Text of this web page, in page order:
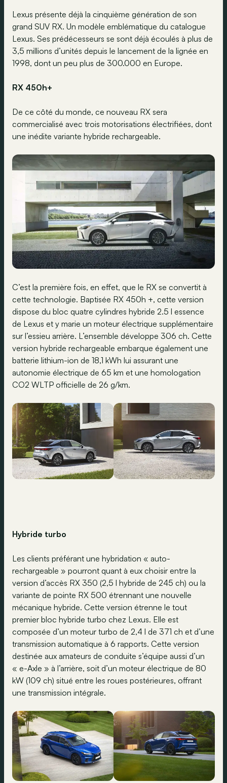
Lexus présente déjà la cinquième génération de son
grand SUV RX. Un modèle emblématique du catalogue
Lexus. Ses prédécesseurs se sont déjà écoulés à plus de
3,5 millions d’unités depuis le lancement de la lignée en
1998, dont un peu plus de 300.000 en Europe.
RX 450h+
De ce côté du monde, ce nouveau RX sera
commercialisé avec trois motorisations électrifiées, dont
une inédite variante hybride rechargeable.
C’est la première fois, en effet, que le RX se convertit à
cette technologie. Baptisée RX 450h +, cette version
dispose du bloc quatre cylindres hybride 2.5 l essence
de Lexus et y marie un moteur électrique supplémentaire
sur l’essieu arrière. L’ensemble développe 306 ch. Cette
version hybride rechargeable embarque également une
batterie lithium-ion de 18,1 kWh lui assurant une
autonomie électrique de 65 km et une homologation
CO2 WLTP officielle de 26 g/km.
Hybride turbo
Les clients préférant une hybridation « auto-
rechargeable » pourront quant à eux choisir entre la
version d’accès RX 350 (2,5 l hybride de 245 ch) ou la
variante de pointe RX 500 étrennant une nouvelle
mécanique hybride. Cette version étrenne le tout
premier bloc hybride turbo chez Lexus. Elle est
composée d’un moteur turbo de 2,4 l de 371 ch et d’une
transmission automatique à 6 rapports. Cette version
destinée aux amateurs de conduite s’équipe aussi d’un
« e-Axle » à l’arrière, soit d’un moteur électrique de 80
kW (109 ch) situé entre les roues postérieures, offrant
une transmission intégrale.